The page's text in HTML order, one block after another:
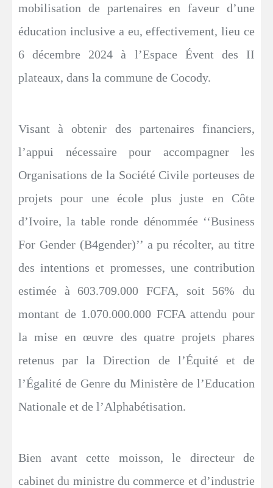
mobilisation de partenaires en faveur d’une
éducation inclusive a eu, effectivement, lieu ce
6 décembre 2024 à l’Espace Évent des II
plateaux, dans la commune de Cocody.
Visant à obtenir des partenaires financiers,
l’appui nécessaire pour accompagner les
Organisations de la Société Civile porteuses de
projets pour une école plus juste en Côte
d’Ivoire, la table ronde dénommée ‘‘Business
For Gender (B4gender)’’ a pu récolter, au titre
des intentions et promesses, une contribution
estimée à 603.709.000 FCFA, soit 56% du
montant de 1.070.000.000 FCFA attendu pour
la mise en œuvre des quatre projets phares
retenus par la Direction de l’Équité et de
l’Égalité de Genre du Ministère de l’Education
Nationale et de l’Alphabétisation.
Bien avant cette moisson, le directeur de
cabinet du ministre du commerce et d’industrie